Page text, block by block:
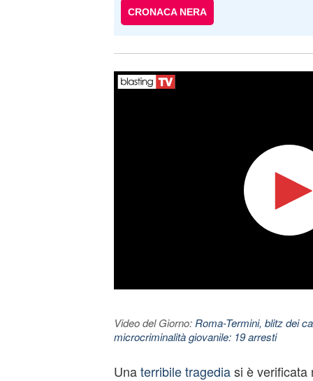
CRONACA NERA
Video del Giorno: Roma-Termini, blitz dei
microcriminalità giovanile: 19 arresti
Unaterribile tragediasi è verificata